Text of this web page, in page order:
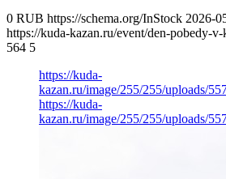
0 RUB https://schema.org/InStock 2026-
https://kuda-kazan.ru/event/den-pobedy-
564 5
https://kuda-
kazan.ru/image/255/255/uploads/
https://kuda-
kazan.ru/image/255/255/uploads/